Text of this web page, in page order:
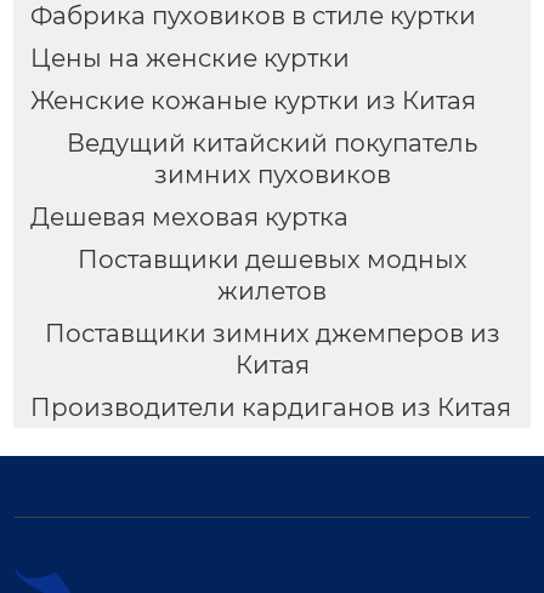
Фабрика пуховиков в стиле куртки
Цены на женские куртки
Женские кожаные куртки из Китая
Ведущий китайский покупатель
зимних пуховиков
Дешевая меховая куртка
Поставщики дешевых модных
жилетов
Поставщики зимних джемперов из
Китая
Производители кардиганов из Китая